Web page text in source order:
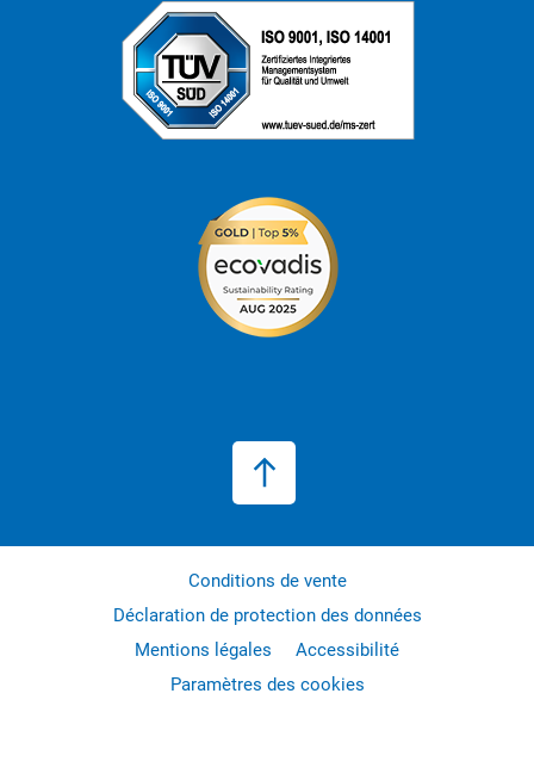
Conditions de vente
Déclaration de protection des données
Mentions légales
Accessibilité
Paramètres des cookies